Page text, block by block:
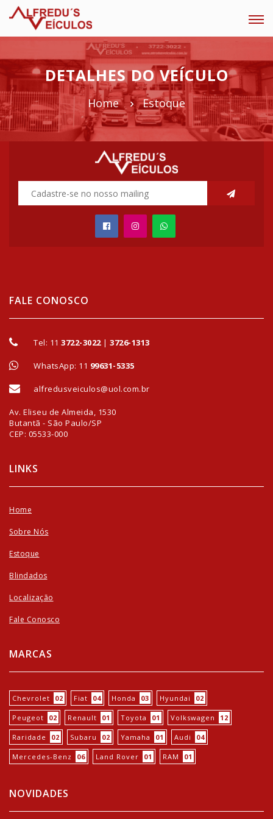
DETALHES DO VEÍCULO
Home Estoque
FALE CONOSCO
Tel: 11 3722-3022| 3726-1313
WhatsApp: 11 99631-5335
alfredusveiculos@uol.com.br
Av. Eliseu de Almeida, 1530
Butantã - São Paulo/SP
CEP: 05533-000
LINKS
Home
Sobre Nós
Estoque
Blindados
Localização
Fale Conosco
MARCAS
Chevrolet 02 Fiat 04 Honda 03 Hyundai 02
Peugeot 02 Renault 01 Toyota 01 Volkswagen 12
Raridade 02 Subaru 02 Yamaha 01 Audi 04
Mercedes-Benz 06 Land Rover 01 RAM 01
NOVIDADES